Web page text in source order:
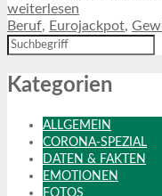
weiterlesen
Beruf, Eurojackpot,
Kategorien
ALLGEMEIN
CORONA-SPEZIAL
DATEN & FAKTEN
EMOTIONEN
FOTOS